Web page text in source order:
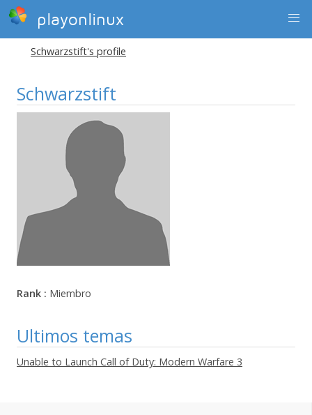
playonlinux
Schwarzstift's profile
Schwarzstift
Rank : Miembro
Ultimos temas
Unable to Launch Call of Duty: Modern Warfare 3